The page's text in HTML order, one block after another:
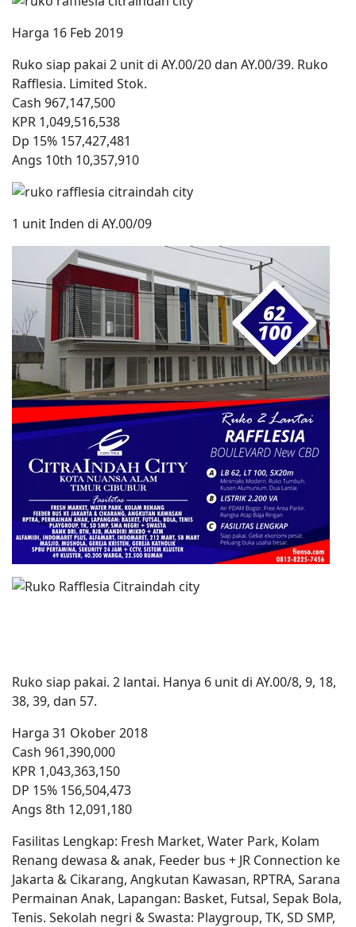
Harga 16 Feb 2019
Ruko siap pakai 2 unit di AY.00/20 dan AY.00/39. Ruko
Rafflesia. Limited Stok.
Cash 967,147,500
KPR 1,049,516,538
Dp 15% 157,427,481
Angs 10th 10,357,910
1 unit Inden di AY.00/09
Ruko siap pakai. 2 lantai. Hanya 6 unit di AY.00/8, 9, 18,
38, 39, dan 57.
Harga 31 Okober 2018
Cash 961,390,000
KPR 1,043,363,150
DP 15% 156,504,473
Angs 8th 12,091,180
Fasilitas Lengkap: Fresh Market, Water Park, Kolam
Renang dewasa & anak, Feeder bus + JR Connection ke
Jakarta & Cikarang, Angkutan Kawasan, RPTRA, Sarana
Permainan Anak, Lapangan: Basket, Futsal, Sepak Bola,
Tenis. Sekolah negri & Swasta: Playgroup, TK, SD SMP,